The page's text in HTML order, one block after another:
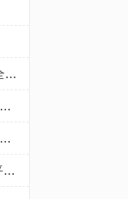
PG福运象财神加持！《刮个爽》打造全新休闲玩法
哪里有外贸服装尾货回收？特好清尾货网帮你轻松解决
中小学作文网选哪个好，现在摘抄作文我都在这个网站
闲鱼小号发布商品-出售批发小号优惠平台-咸鱼优质小号购买